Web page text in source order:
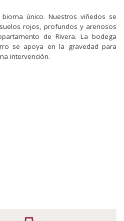
único. Nuestros viñedos se
rojos, profundos y arenosos
de Rivera. La bodega
se apoya en la gravedad para
intervención.